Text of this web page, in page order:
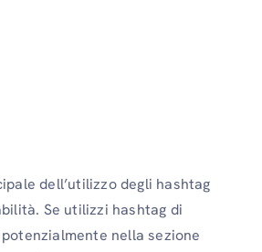
dell’utilizzo degli hashtag
Se utilizzi hashtag di
nella sezione